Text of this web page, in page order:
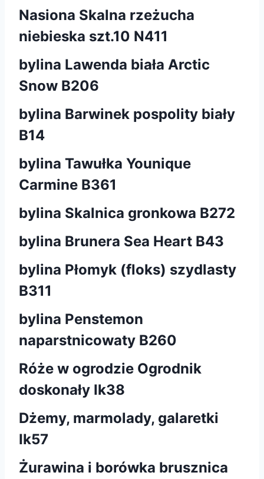
Nasiona Skalna rzeżucha
niebieska szt.10 N411
bylina Lawenda biała Arctic
Snow B206
bylina Barwinek pospolity biały
B14
bylina Tawułka Younique
Carmine B361
bylina Skalnica gronkowa B272
bylina Brunera Sea Heart B43
bylina Płomyk (floks) szydlasty
B311
bylina Penstemon
naparstnicowaty B260
Róże w ogrodzie Ogrodnik
doskonały Ik38
Dżemy, marmolady, galaretki
Ik57
Żurawina i borówka brusznica